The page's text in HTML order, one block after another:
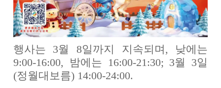
행사는 3월 8일까지 지속되며, 낮에는
9:00-16:00, 밤에는 16:00-21:30; 3월 3일
(정월대보름) 14:00-24:00.